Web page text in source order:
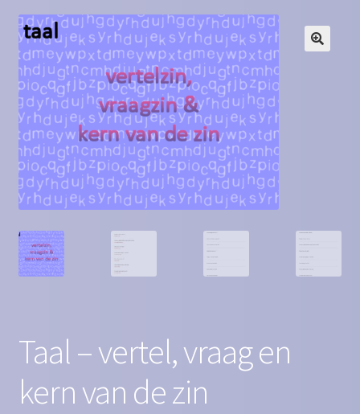
Algemene voorwaarden
Blog
Contact
Homepagina
Mijn account
Privacy Policy
Winkelmand
Taal – vertel, vraag en
kern van de zin